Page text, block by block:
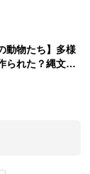
動物たち】多様
られた？縄文人